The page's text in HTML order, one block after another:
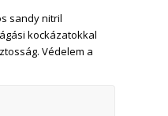
sandy nitril
kockázatokkal
Védelem a